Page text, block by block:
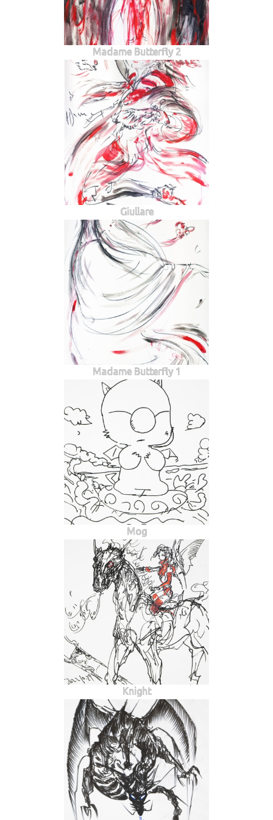
Madame Butterfly 2
Giullare
Madame Butterfly 1
Mog
Knight